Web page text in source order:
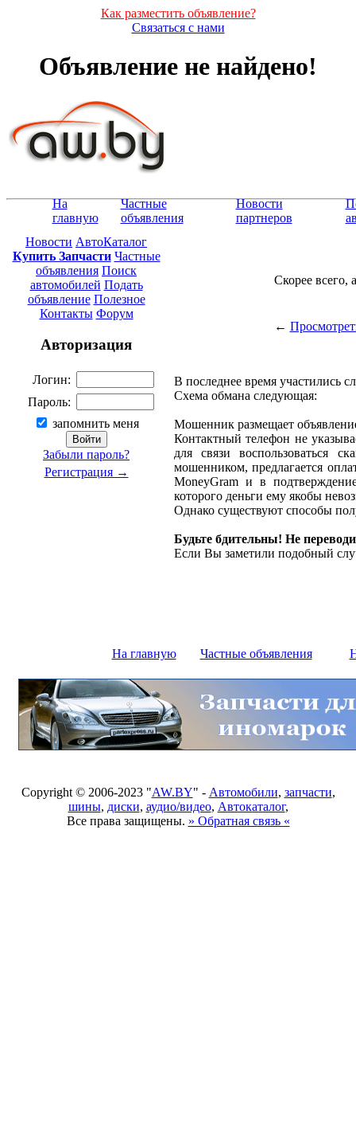
Как разместить объявление?
Связаться с нами
Объявление не найдено!
На
главную
Частные
объявления
Новости
партнеров
Новости АвтоКаталог
Купить Запчасти Частные
объявления Поиск
автомобилей Подать
объявление Полезное
Контакты Форум
Авторизация
Логин:
Пароль:
запомнить меня
Забыли пароль?
Регистрация →
Скорее всего,
←
В последнее время участились
Схема обмана следующая:
Мошенник размещает
Контактный телефон не
для связи воспользоваться
мошенником, предлагается
MoneyGram и в
которого деньги ему якобы
Однако существуют способы
Будьте бдительны! Не
Если Вы заметили подобный
На главную Частные объявления
Copyright © 2006-2023 "AW.BY" - Автомобили, запчасти,
шины, диски, аудио/видео, Автокаталог,
Все права защищены. » Обратная связь «